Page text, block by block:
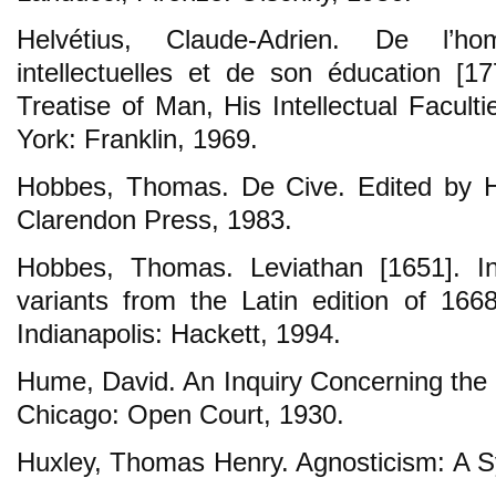
Helvétius, Claude-Adrien. De
intellectuelles et de son éducation
Treatise of Man, His Intellectual
York: Franklin, 1969.
Hobbes, Thomas. De Cive. Edited by
Clarendon Press, 1983.
Hobbes, Thomas. Leviathan [1651].
variants from the Latin edition of
Indianapolis: Hackett, 1994.
Hume, David. An Inquiry Concerning
Chicago: Open Court, 1930.
Huxley, Thomas Henry. Agnosticism: A